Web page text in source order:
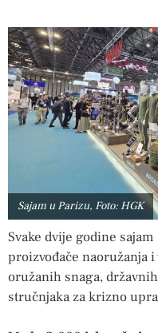
Sajam u Parizu, Foto: HGK
Svake dvije godine
proizvođače naoružanja
oružanih snaga,
stručnjaka za krizno